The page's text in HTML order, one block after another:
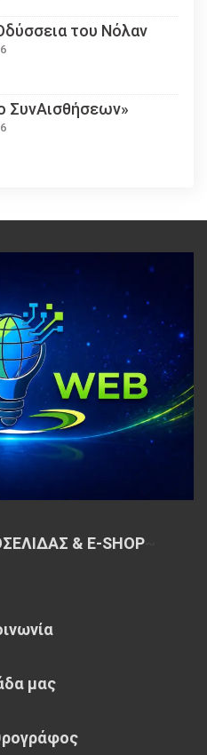
του Νόλαν
ΣυνΑισθήσεων»
& E-SHOP~
μας